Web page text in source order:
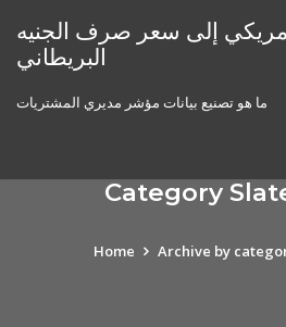
content
إلى سعر صرف الجنيه
البريطاني
ما هو تصنيع بيانات مؤشر مديري المشتريات
Category
Home Archive by